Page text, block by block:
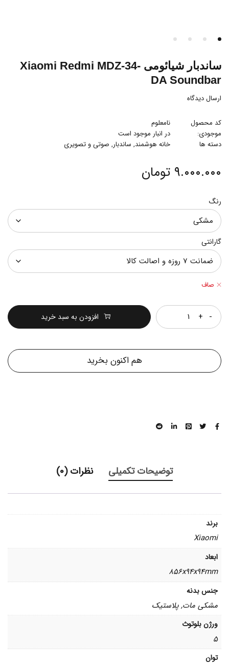
ساندبار شیائومی Xiaomi Redmi MDZ-34-
DA Soundbar
ارسال دیدگاه
کد محصول
نامعلوم
موجودی:
در انبار موجود است
دسته ها
خانه هوشمند, ساندبار, صوتی و تصویری
۹.۰۰۰.۰۰۰ تومان
رنگ
گارانتی
صاف
افزودن به سبد خرید
هم اکنون بخرید
توضیحات تکمیلی نظرات (0)
برند
Xiaomi
ابعاد
856x94x94mm
جنس بدنه
مشکی مات, پلاستیک
ورژن بلوتوث
5
توان